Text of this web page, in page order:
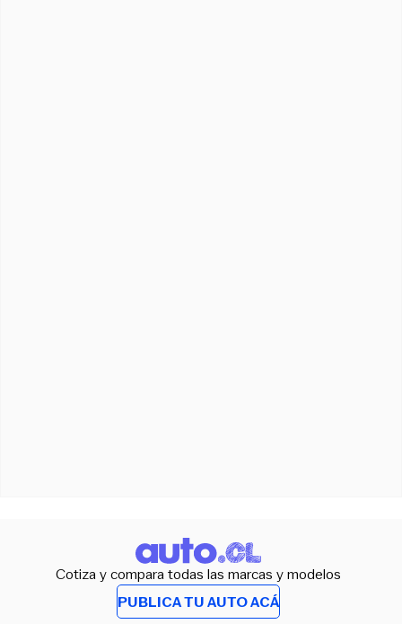
Cotiza y compara todas las marcas y modelos
PUBLICA TU AUTO ACÁ